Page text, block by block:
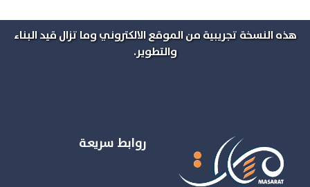
هذه النسخة تجريبية من الموقع الالكتروني وما تزال قيد البناء
والتطوير.
روابط سريعة